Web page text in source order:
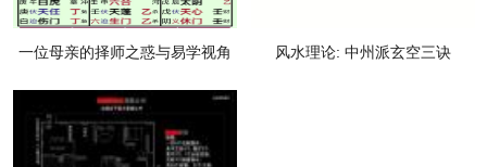
一位母亲的择师之惑与易学视角 风水理论: 中州派玄空三诀